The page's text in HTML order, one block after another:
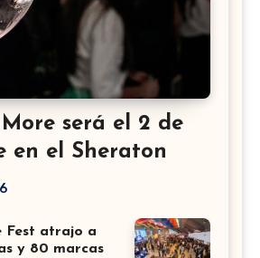
será el 2 de
en el Sheraton
Fest atrajo a
y 80 marcas